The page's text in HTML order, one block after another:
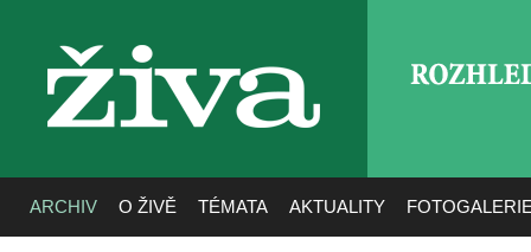
živa
ARCHIV O ŽIVĚ TÉMATA AKTUALITY